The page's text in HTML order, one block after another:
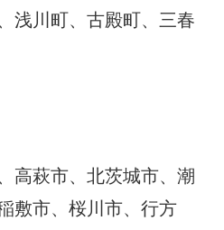
浅川町、古殿町、三春
高萩市、北茨城市、潮
敷市、桜川市、行方